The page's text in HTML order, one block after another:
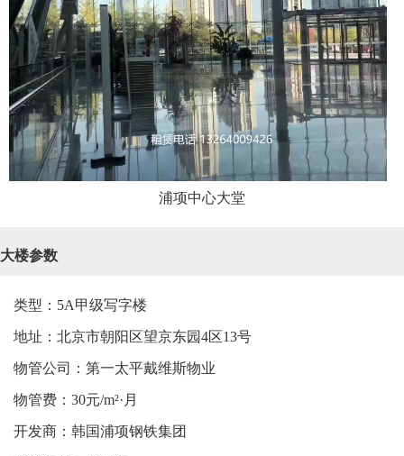
浦项中心大堂
大楼参数
类型：5A甲级写字楼
地址：北京市朝阳区望京东园4区13号
物管公司：第一太平戴维斯物业
物管费：30元/m²·月
开发商：韩国浦项钢铁集团